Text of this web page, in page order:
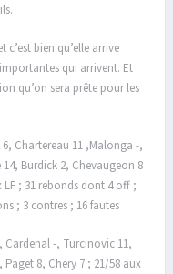
c’est bien qu’elle arrive
qui arrivent. Et
qu’on sera prête pour les
Chartereau 11 ,Malonga -,
Burdick 2, Chevaugeon 8
; 31 rebonds dont 4 off ;
; 3 contres ; 16 fautes
Cardenal -, Turcinovic 11,
8, Chery 7 ; 21/58 aux